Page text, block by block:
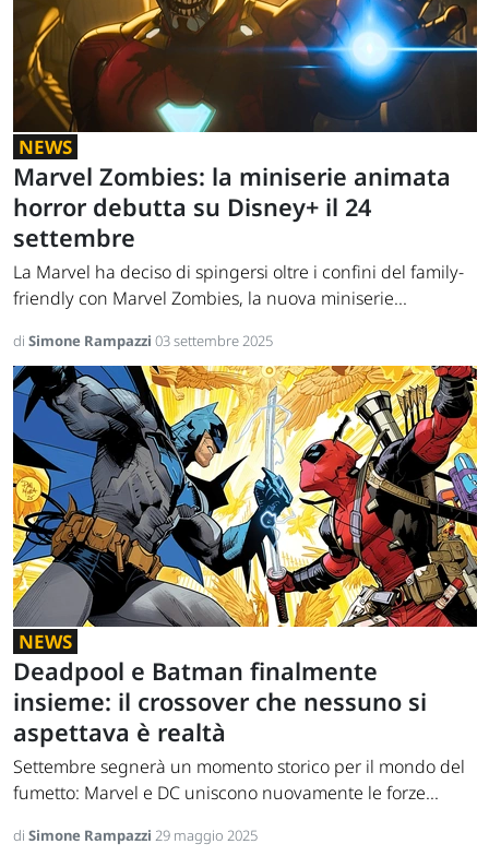
NEWS
Marvel Zombies: la miniserie animata
horror debutta su Disney+ il 24
settembre
La Marvel ha deciso di spingersi oltre i confini del family-
friendly con Marvel Zombies, la nuova miniserie...
di Simone Rampazzi 03 settembre 2025
NEWS
Deadpool e Batman finalmente
insieme: il crossover che nessuno si
aspettava è realtà
Settembre segnerà un momento storico per il mondo del
fumetto: Marvel e DC uniscono nuovamente le forze...
di Simone Rampazzi 29 maggio 2025